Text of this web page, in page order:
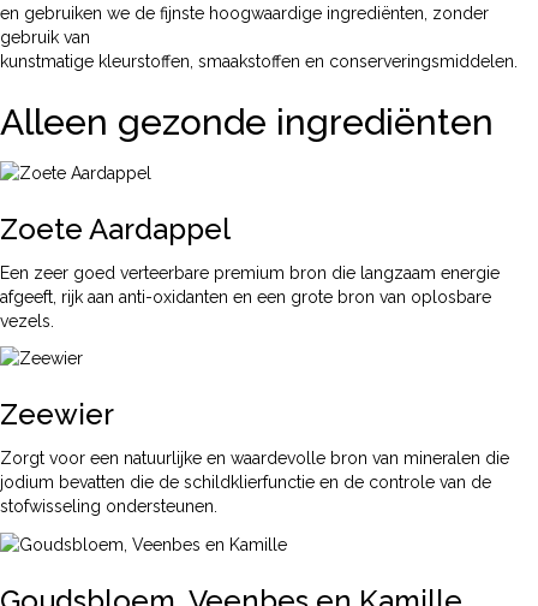
en gebruiken we de fijnste hoogwaardige ingrediënten, zonder
gebruik van
kunstmatige kleurstoffen, smaakstoffen en conserveringsmiddelen.
Alleen gezonde ingrediënten
Zoete Aardappel
Een zeer goed verteerbare premium bron die langzaam energie
afgeeft, rijk aan anti-oxidanten en een grote bron van oplosbare
vezels.
Zeewier
Zorgt voor een natuurlijke en waardevolle bron van mineralen die
jodium bevatten die de schildklierfunctie en de controle van de
stofwisseling ondersteunen.